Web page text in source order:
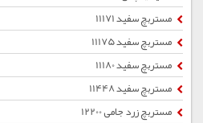
مستربچ سفید 11171
مستربچ سفید 11175
مستربچ سفید 11180
مستربچ سفید 11448
مستربچ زرد جامی 12200